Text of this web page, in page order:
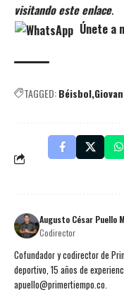
visitando este enlace.
Únete a
TAGGED:Béisbol
Augusto César Puello
Codirector
Cofundador y codirector de
deportivo, 15 años de
apuello@primertiempo.co.